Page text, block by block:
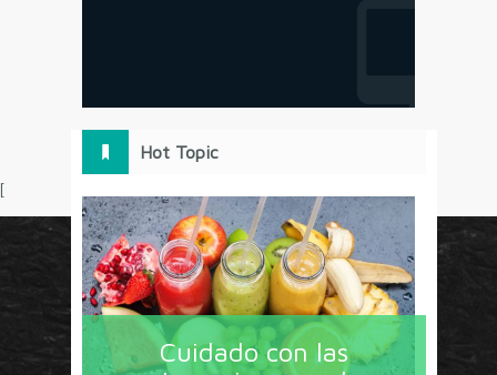
Hot Topic
Cuidado con las
[
Circulo Marketing concentra lo último en estrategias,
herramientas y tendencias con un enfoque en México
y América Latina. La revista contiene lo imprescindible